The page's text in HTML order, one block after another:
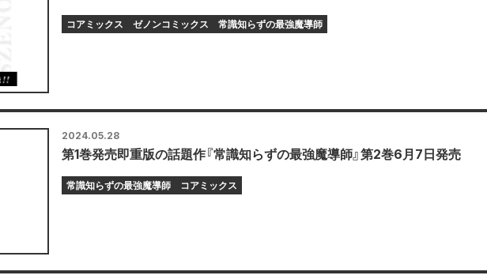
コアミックス ゼノンコミックス 常識知らずの最強魔導師
2024.05.28
第1巻発売即重版の話題作『常識知らずの最強魔導師』第2巻6月7日発売
常識知らずの最強魔導師 コアミックス